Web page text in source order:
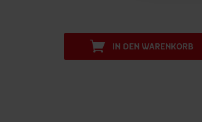
IN DEN WARENKORB